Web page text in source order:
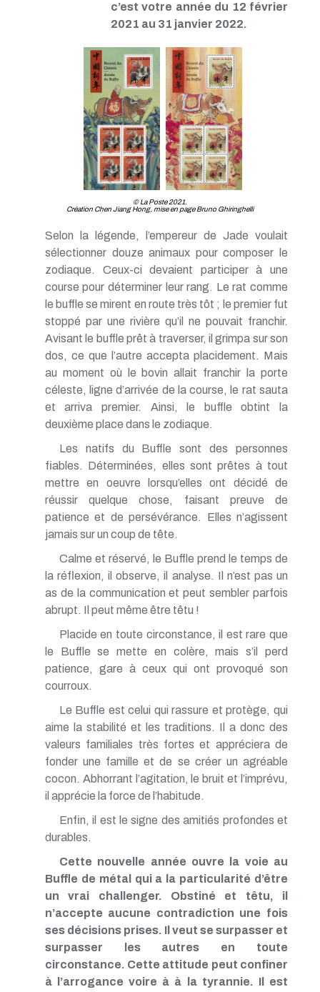
TP - Août 2019
TP - Juillet 2019
TP - Mai 2019
TP - Avril 2019
TP - Mars 2019
TP - Février 2019
TP - Janvier 2019
TP - Décembre 2018
TP - Novembre 2018
TP - Octobre 2018
TP - Septembre 2018
TP - Août 2018
TP - Juillet 2018
TP - Juin 2018
TP - Mai 2018
TP - Avril 2018
TP - Mars 2018
TP - Février 2018
TP - Janvier 2018
c’est votre année du 12 février
2021 au 31 janvier 2022.
© La Poste 2021.
Création Chen Jiang Hong, mise en page Bruno Ghiringhelli
Selon la légende, l’empereur de Jade voulait
sélectionner douze animaux pour composer le
zodiaque. Ceux-ci devaient participer à une
course pour déterminer leur rang. Le rat comme
le buffle se mirent en route très tôt ; le premier fut
stoppé par une rivière qu’il ne pouvait franchir.
Avisant le buffle prêt à traverser, il grimpa sur son
dos, ce que l’autre accepta placidement. Mais
au moment où le bovin allait franchir la porte
céleste, ligne d’arrivée de la course, le rat sauta
et arriva premier. Ainsi, le buffle obtint la
deuxième place dans le zodiaque.
Les natifs du Buffle sont des personnes
fiables. Déterminées, elles sont prêtes à tout
mettre en oeuvre lorsqu’elles ont décidé de
réussir quelque chose, faisant preuve de
patience et de persévérance. Elles n’agissent
jamais sur un coup de tête.
Calme et réservé, le Buffle prend le temps de
la réflexion, il observe, il analyse. Il n’est pas un
as de la communication et peut sembler parfois
abrupt. Il peut même être têtu !
Placide en toute circonstance, il est rare que
le Buffle se mette en colère, mais s’il perd
patience, gare à ceux qui ont provoqué son
courroux.
Le Buffle est celui qui rassure et protège, qui
aime la stabilité et les traditions. Il a donc des
valeurs familiales très fortes et appréciera de
fonder une famille et de se créer un agréable
cocon. Abhorrant l’agitation, le bruit et l’imprévu,
il apprécie la force de l’habitude.
Enfin, il est le signe des amitiés profondes et
durables.
Cette nouvelle année ouvre la voie au
Buffle de métal qui a la particularité d’être
un vrai challenger. Obstiné et têtu, il
n’accepte aucune contradiction une fois
ses décisions prises. Il veut se surpasser et
surpasser les autres en toute
circonstance. Cette attitude peut confiner
à l’arrogance voire à à la tyrannie. Il est